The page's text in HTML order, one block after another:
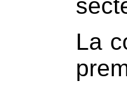
La